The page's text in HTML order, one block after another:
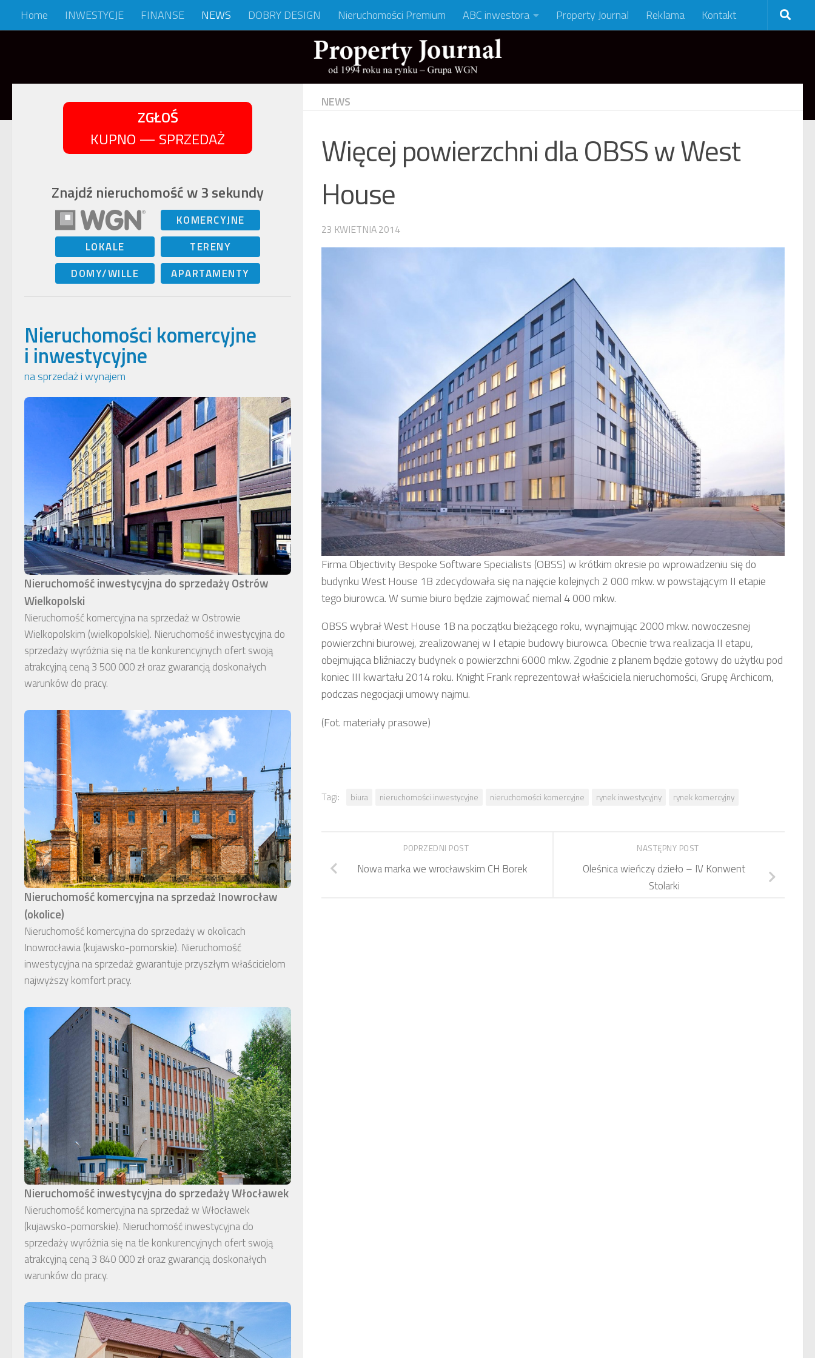
Skip to content
Home INWESTYCJE FINANSE NEWS DOBRY DESIGN Nieruchomości Premium ABC inwestora Property Journal Reklama Kontakt
NEWS
Więcej powierzchni dla OBSS w West
House
23 KWIETNIA 2014
Firma Objectivity Bespoke Software Specialists (OBSS) w krótkim okresie po wprowadzeniu się do
budynku West House 1B zdecydowała się na najęcie kolejnych 2 000 mkw. w powstającym II etapie
tego biurowca. W sumie biuro będzie zajmować niemal 4 000 mkw.
OBSS wybrał West House 1B na początku bieżącego roku, wynajmując 2000 mkw. nowoczesnej
powierzchni biurowej, zrealizowanej w I etapie budowy biurowca. Obecnie trwa realizacja II etapu,
obejmująca bliźniaczy budynek o powierzchni 6000 mkw. Zgodnie z planem będzie gotowy do użytku pod
koniec III kwartału 2014 roku. Knight Frank reprezentował właściciela nieruchomości, Grupę Archicom,
podczas negocjacji umowy najmu.
(Fot. materiały prasowe)
Tagi: biura nieruchomości inwestycyjne nieruchomości komercyjne rynek inwestycyjny rynek komercyjny
NASTĘPNY POST
Oleśnica wieńczy dzieło – IV Konwent
Stolarki
POPRZEDNI POST
Nowa marka we wrocławskim CH Borek
ZGŁOŚ
KUPNO — SPRZEDAŻ
Znajdź nieruchomość w 3 sekundy
KOMERCYJNE
LOKALE
TERENY
DOMY/WILLE
APARTAMENTY
Nieruchomości komercyjne
i inwestycyjne
na sprzedaż i wynajem
Nieruchomość inwestycyjna do sprzedaży Ostrów
Wielkopolski
Nieruchomość komercyjna na sprzedaż w Ostrowie
Wielkopolskim (wielkopolskie). Nieruchomość inwestycyjna do
sprzedaży wyróżnia się na tle konkurencyjnych ofert swoją
atrakcyjną ceną 3 500 000 zł oraz gwarancją doskonałych
warunków do pracy.
Nieruchomość komercyjna na sprzedaż Inowrocław
(okolice)
Nieruchomość komercyjna do sprzedaży w okolicach
Inowrocławia (kujawsko-pomorskie). Nieruchomość
inwestycyjna na sprzedaż gwarantuje przyszłym właścicielom
najwyższy komfort pracy.
Nieruchomość inwestycyjna do sprzedaży Włocławek
Nieruchomość komercyjna na sprzedaż w Włocławek
(kujawsko-pomorskie). Nieruchomość inwestycyjna do
sprzedaży wyróżnia się na tle konkurencyjnych ofert swoją
atrakcyjną ceną 3 840 000 zł oraz gwarancją doskonałych
warunków do pracy.